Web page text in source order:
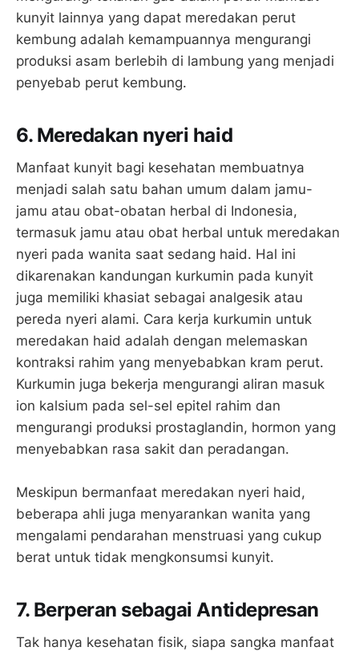
kunyit lainnya yang dapat meredakan perut
kembung adalah kemampuannya mengurangi
produksi asam berlebih di lambung yang menjadi
penyebab perut kembung.
6. Meredakan nyeri haid
Manfaat kunyit bagi kesehatan membuatnya
menjadi salah satu bahan umum dalam jamu-
jamu atau obat-obatan herbal di Indonesia,
termasuk jamu atau obat herbal untuk meredakan
nyeri pada wanita saat sedang haid. Hal ini
dikarenakan kandungan kurkumin pada kunyit
juga memiliki khasiat sebagai analgesik atau
pereda nyeri alami. Cara kerja kurkumin untuk
meredakan haid adalah dengan melemaskan
kontraksi rahim yang menyebabkan kram perut.
Kurkumin juga bekerja mengurangi aliran masuk
ion kalsium pada sel-sel epitel rahim dan
mengurangi produksi prostaglandin, hormon yang
menyebabkan rasa sakit dan peradangan.
Meskipun bermanfaat meredakan nyeri haid,
beberapa ahli juga menyarankan wanita yang
mengalami pendarahan menstruasi yang cukup
berat untuk tidak mengkonsumsi kunyit.
7. Berperan sebagai Antidepresan
Tak hanya kesehatan fisik, siapa sangka manfaat